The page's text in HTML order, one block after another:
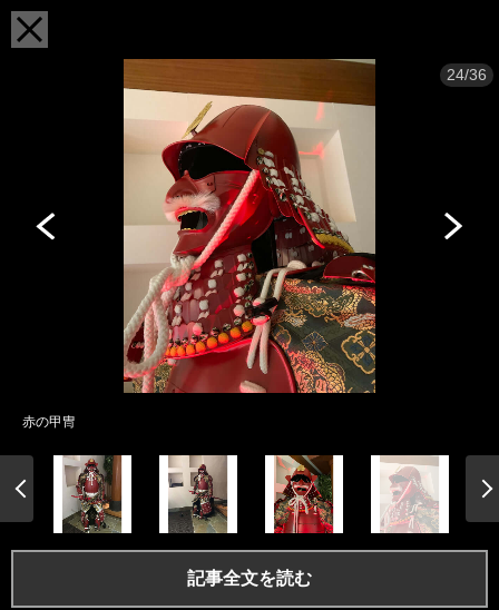
24/36
赤の甲冑
記事全文を読む